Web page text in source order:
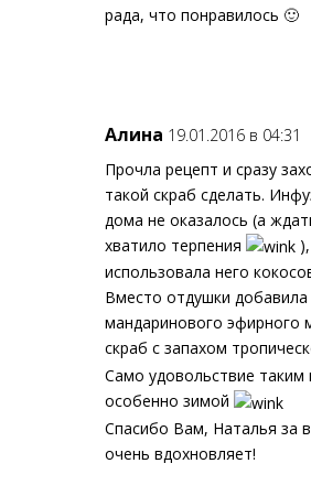
рада, что понравилось 🙂
Алина 19.01.2016 в 04:31
Прочла рецепт и сразу
такой скраб сделать.
дома не оказалось (а
хватило терпения
),
использовала него
Вместо отдушки добавила
мандаринового эфирного
скраб с запахом
Само удовольствие таким
особенно зимой
Спасибо Вам, Наталья за
очень вдохновляет!